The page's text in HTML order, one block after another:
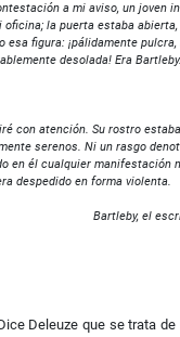
a mi aviso, un joven
oficina; la puerta estaba abierta,
esa figura: ¡pálidamente
desolada! Era Bartleby.
con atención. Su rostro
serenos. Ni un rasgo
en él cualquier manifestación
despedido en forma violenta.
el
Deleuze que se trata